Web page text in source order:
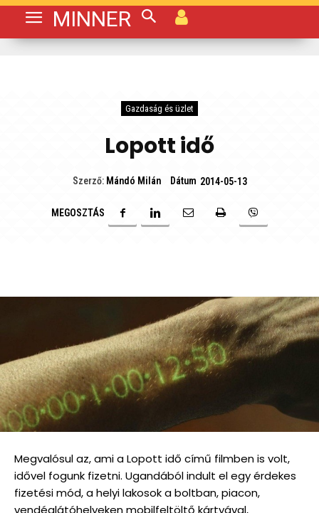
MINNER
Gazdaság és üzlet
Lopott idő
Szerző: Mándó Milán Dátum 2014-05-13
MEGOSZTÁS
Megvalósul az, ami a Lopott idő című filmben is volt,
idővel fogunk fizetni. Ugandából indult el egy érdekes
fizetési mód, a helyi lakosok a boltban, piacon,
vendéglátóhelyeken mobilfeltöltő kártyával,